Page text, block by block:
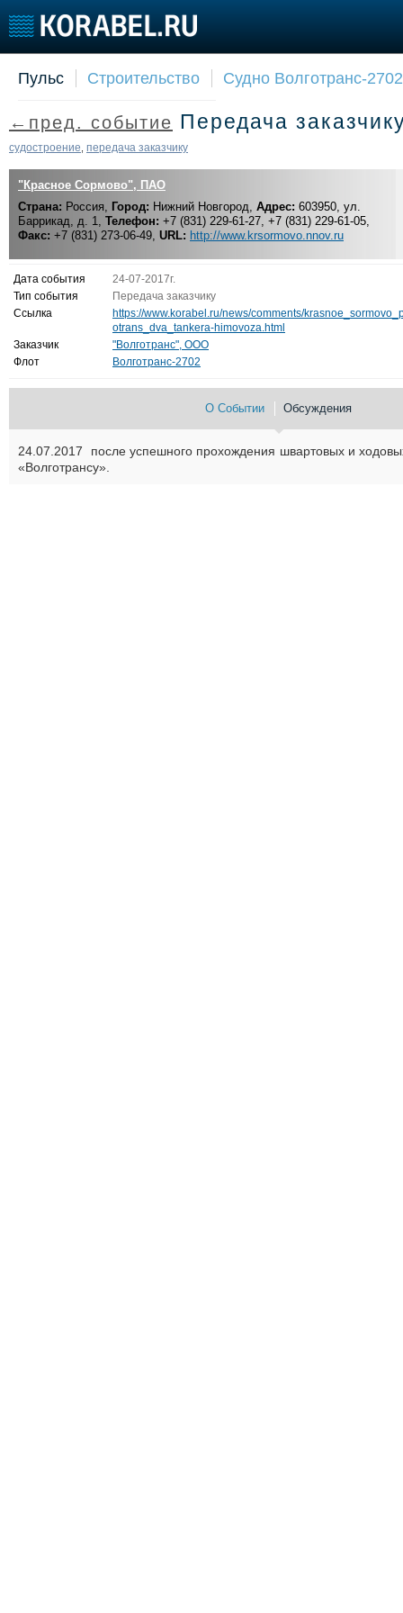
Пульс
Новости
Репутация
Работа
Крюинг
Реклама
Доска объявлений
Продажа флота
Изделия
Материалы
Услуги
Пульс Строительство Судно Волготранс-2702
←пред. событие Передача
судостроение передача заказчику
"Красное Сормово", ПАО
Страна: Россия, Город: Нижний Новгород, Адрес: 603950, ул.
Баррикад, д. 1, Телефон: +7 (831) 229-61-27, +7 (831) 229-61-05,
Факс: +7 (831) 273-06-49, URL: http://www.krsormovo.nnov.ru
Дата события
24-07-2017г.
Тип события
Передача заказчику
Ссылка
https://www.korabel.ru/news/comments/
otrans_dva_tankera-himovoza.html
Заказчик
"Волготранс", ООО
Флот
Волготранс-2702
О Событии Обсуждения
24.07.2017 после успешного прохождения швартовых и
«Волготрансу».